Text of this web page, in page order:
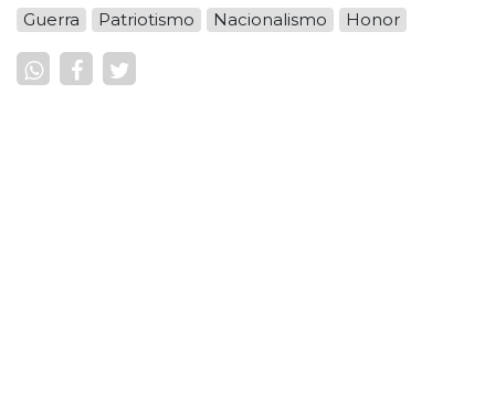
Guerra Patriotismo Nacionalismo Honor